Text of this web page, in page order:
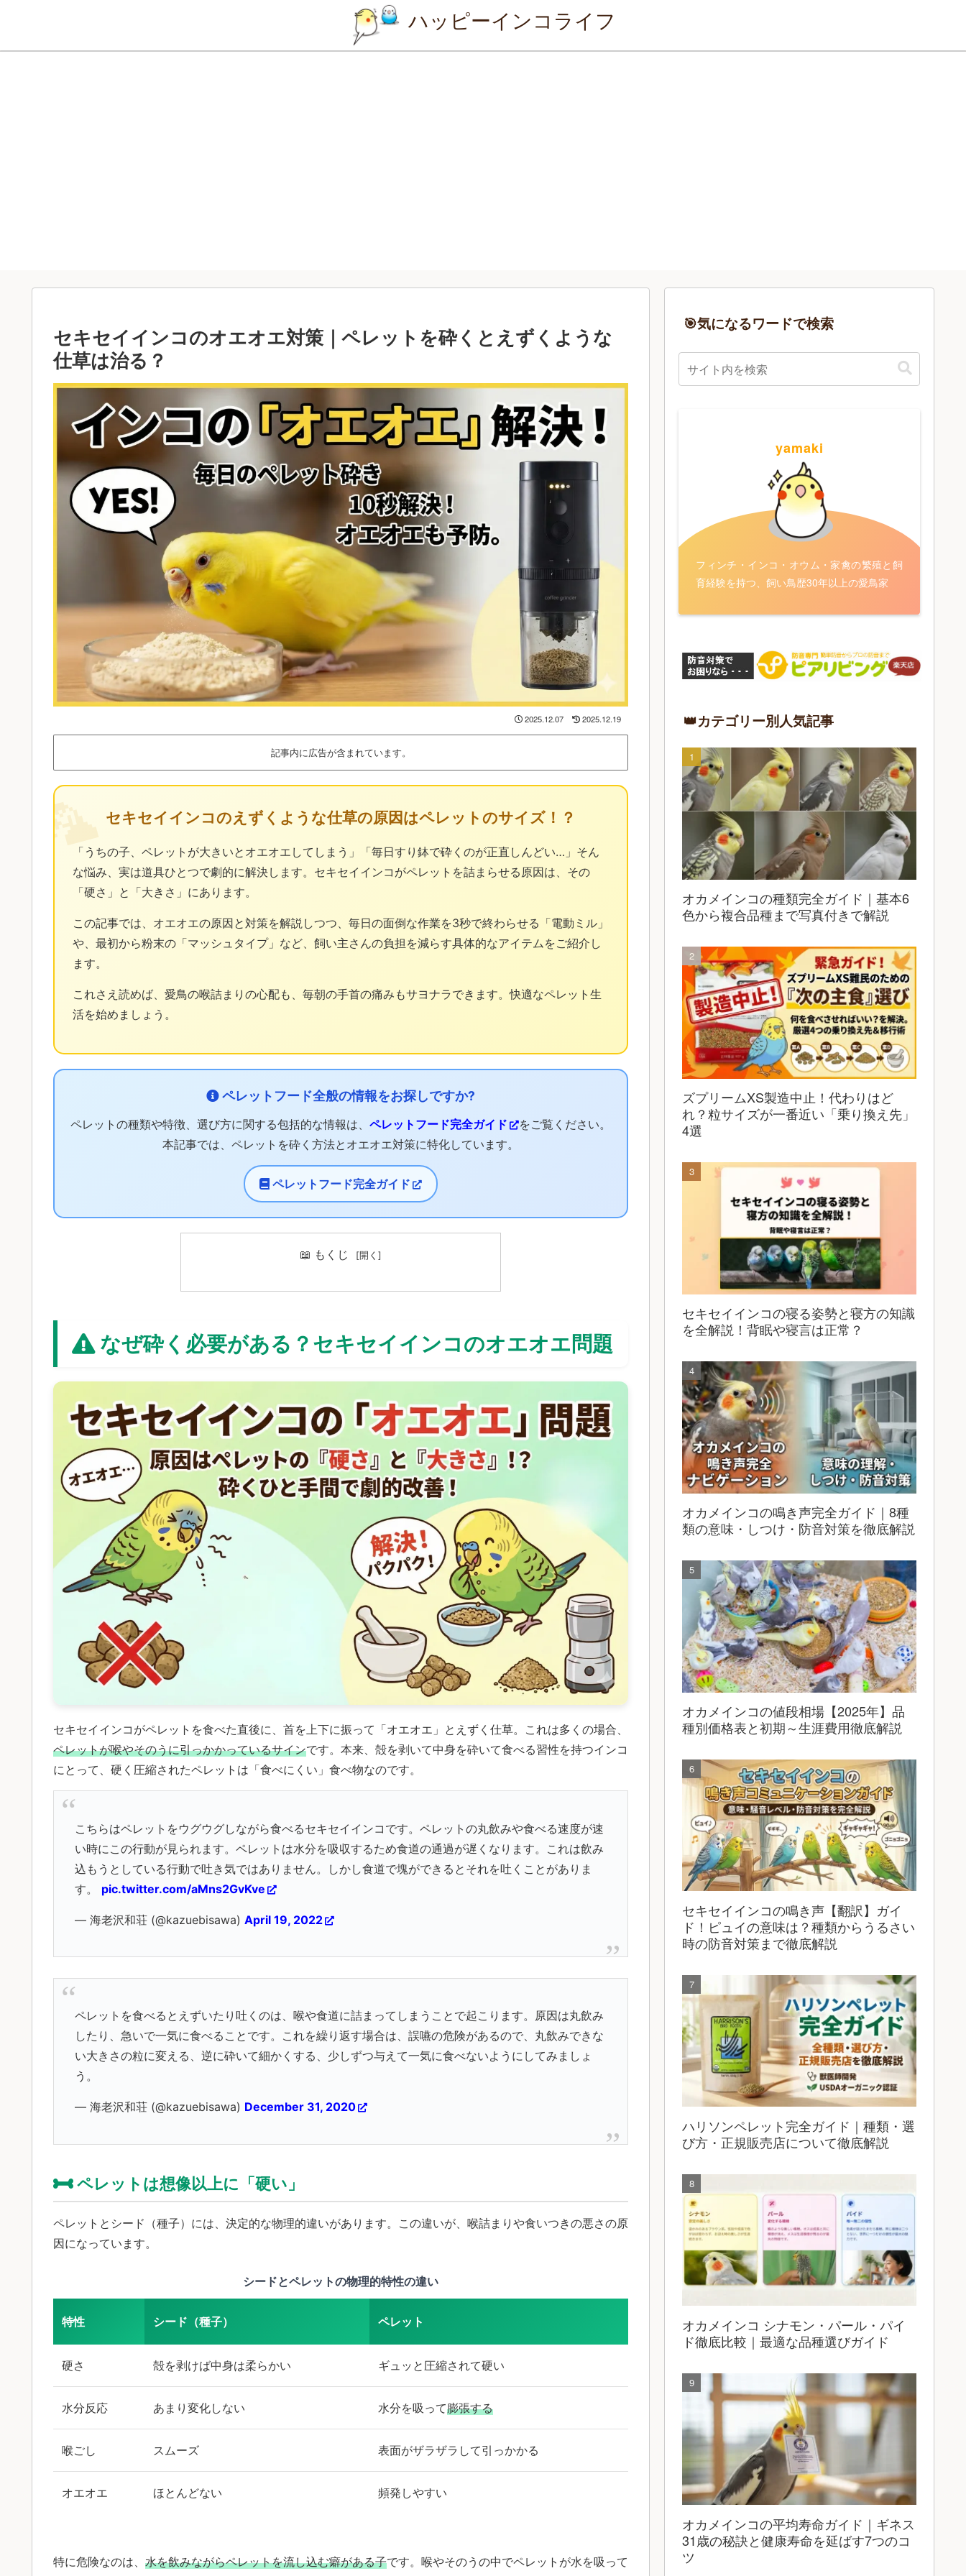
ハッピーインコライフ
セキセイインコのオエオエ対策｜ペレットを砕くとえずくような
仕草は治る？
2025.12.07 2025.12.19
記事内に広告が含まれています。
🦜 セキセイインコのえずくような仕草の原因はペレットのサイズ！？
「うちの子、ペレットが大きいとオエオエしてしまう」「毎日すり鉢で砕くのが正直しんどい…」そん
な悩み、実は道具ひとつで劇的に解決します。セキセイインコがペレットを詰まらせる原因は、その
「硬さ」と「大きさ」にあります。
この記事では、オエオエの原因と対策を解説しつつ、毎日の面倒な作業を3秒で終わらせる「電動ミル」
や、最初から粉末の「マッシュタイプ」など、飼い主さんの負担を減らす具体的なアイテムをご紹介し
ます。
これさえ読めば、愛鳥の喉詰まりの心配も、毎朝の手首の痛みもサヨナラできます。快適なペレット生
活を始めましょう。
ペレットフード全般の情報をお探しですか?
ペレットの種類や特徴、選び方に関する包括的な情報は、 ペレットフード完全ガイド
をご覧ください。
本記事では、ペレットを砕く方法とオエオエ対策に特化しています。
ペレットフード完全ガイド
📖 もくじ
なぜ砕く必要がある？セキセイインコのオエオエ問題
セキセイインコがペレットを食べた直後に、首を上下に振って「オエオエ」とえずく仕草。これは多くの場合、
ペレットが喉やそのうに引っかかっているサインです。本来、殻を剥いて中身を砕いて食べる習性を持つインコ
にとって、硬く圧縮されたペレットは「食べにくい」食べ物なのです。
こちらはペレットをウグウグしながら食べるセキセイインコです。ペレットの丸飲みや食べる速度が速
い時にこの行動が見られます。ペレットは水分を吸収するため食道の通過が遅くなります。これは飲み
込もうとしている行動で吐き気ではありません。しかし食道で塊ができるとそれを吐くことがありま
す。 pic.twitter.com/aMns2GvKve
— 海老沢和荘 (@kazuebisawa) April 19, 2022
ペレットを食べるとえずいたり吐くのは、喉や食道に詰まってしまうことで起こります。原因は丸飲み
したり、急いで一気に食べることです。これを繰り返す場合は、誤嚥の危険があるので、丸飲みできな
い大きさの粒に変える、逆に砕いて細かくする、少しずつ与えて一気に食べないようにしてみましょ
う。
— 海老沢和荘 (@kazuebisawa) December 31, 2020
ペレットは想像以上に「硬い」
ペレットとシード（種子）には、決定的な物理的違いがあります。この違いが、喉詰まりや食いつきの悪さの原
因になっています。
シードとペレットの物理的特性の違い
特性 シード（種子） ペレット
硬さ 殻を剥けば中身は柔らかい ギュッと圧縮されて硬い
水分反応 あまり変化しない 水分を吸って膨張する
喉ごし スムーズ 表面がザラザラして引っかかる
オエオエ ほとんどない 頻発しやすい
特に危険なのは、 水を飲みながらペレットを流し込む癖がある子です。喉やそのうの中でペレットが水を吸って
🎯気になるワードで検索
yamaki
フィンチ・インコ・オウム・家禽の繁殖と飼
育経験を持つ、飼い鳥歴30年以上の愛鳥家
👑カテゴリー別人気記事
オカメインコの種類完全ガイド｜基本6
色から複合品種まで写真付きで解説
ズプリームXS製造中止！代わりはど
れ？粒サイズが一番近い「乗り換え先」
4選
セキセイインコの寝る姿勢と寝方の知識
を全解説！背眠や寝言は正常？
オカメインコの鳴き声完全ガイド｜8種
類の意味・しつけ・防音対策を徹底解説
オカメインコの値段相場【2025年】品
種別価格表と初期～生涯費用徹底解説
セキセイインコの鳴き声【翻訳】ガイ
ド！ピュイの意味は？種類からうるさい
時の防音対策まで徹底解説
ハリソンペレット完全ガイド｜種類・選
び方・正規販売店について徹底解説
オカメインコ シナモン・パール・パイ
ド徹底比較｜最適な品種選びガイド
オカメインコの平均寿命ガイド｜ギネス
31歳の秘訣と健康寿命を延ばす7つのコ
ツ